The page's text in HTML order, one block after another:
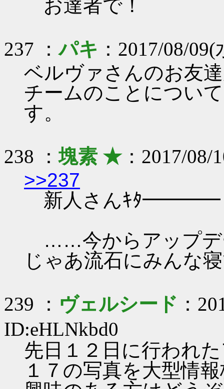
お達者で！
237 ：パキ ：2017/08/
ベルヴァさんのお友
チームのことについ
す。
238 ：塊素 ★：2017/08/
>>237
新人さんｷﾀ━━━━
……今からアップデ
じゃあ流石にみんな
239 ： ヴェルシード ：
ID:eHLNkbd0
先日１２日に行われ
１７の写真を大型情